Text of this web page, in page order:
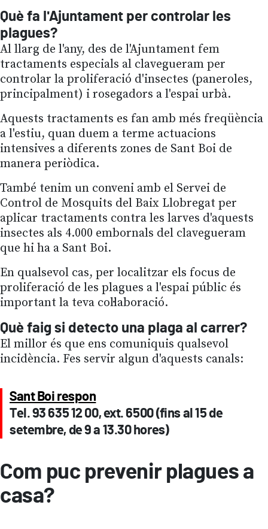
Què fa l'Ajuntament per controlar les
plagues?
Al llarg de l'any, des de l'Ajuntament fem
tractaments especials al clavegueram per
controlar la proliferació d'insectes (paneroles,
principalment) i rosegadors a l'espai urbà.
Aquests tractaments es fan amb més freqüència
a l'estiu, quan duem a terme actuacions
intensives a diferents zones de Sant Boi de
manera periòdica.
També tenim un conveni amb el Servei de
Control de Mosquits del Baix Llobregat per
aplicar tractaments contra les larves d'aquests
insectes als 4.000 embornals del clavegueram
que hi ha a Sant Boi.
En qualsevol cas, per localitzar els focus de
proliferació de les plagues a l'espai públic és
important la teva col·laboració.
Què faig si detecto una plaga al carrer?
El millor és que ens comuniquis qualsevol
incidència. Fes servir algun d'aquests canals:
Sant Boi respon
Tel. 93 635 12 00, ext. 6500 (fins al 15 de
setembre, de 9 a 13.30 hores)
Com puc prevenir plagues a
casa?